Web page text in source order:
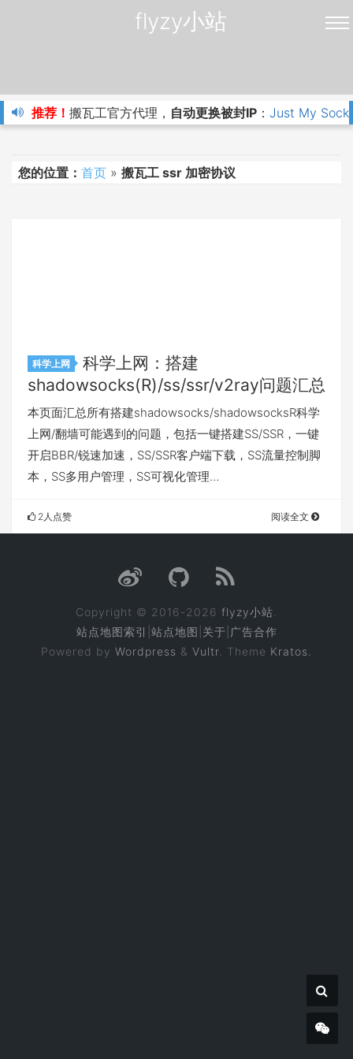
flyzy小站
推荐！ 搬瓦工官方代理， 自动更换被封IP ： Just My
您的位置： 首页 » 搬瓦工 ssr 加密协议
科学上网
科学上网：搭建
shadowsocks(R)/ss/ssr/v2ray问题汇总
本页面汇总所有搭建shadowsocks/shadowsocksR科学
上网/翻墙可能遇到的问题，包括一键搭建SS/SSR，一键
开启BBR/锐速加速，SS/SSR客户端下载，SS流量控制脚
本，SS多用户管理，SS可视化管理…
2人点赞 阅读全文
Copyright © 2016-2026 flyzy小站
站点地图索引 站点地图 关于 广告合作
Powered by Wordpress & Vultr . Theme Kratos.